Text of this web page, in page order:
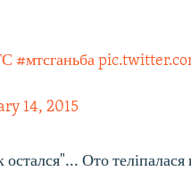
#мтсганьба
14, 2015
Ото теліпалася